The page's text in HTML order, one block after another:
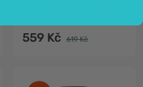
559 Kč 619 Kč